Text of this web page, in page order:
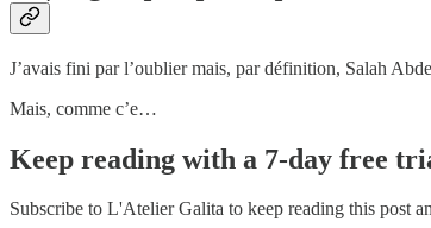
J’avais fini par l’oublier mais, par définition, Salah
Mais, comme c’e…
Keep reading with a 7-day free
Subscribe to L'Atelier Galita to keep reading this post